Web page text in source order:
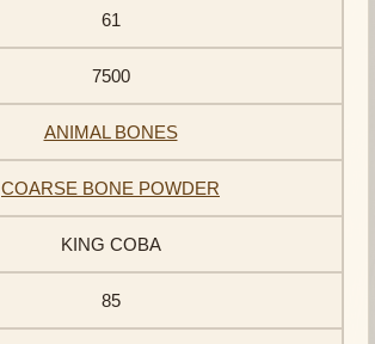
61
7500
ANIMAL BONES
COARSE BONE POWDER
KING COBA
85